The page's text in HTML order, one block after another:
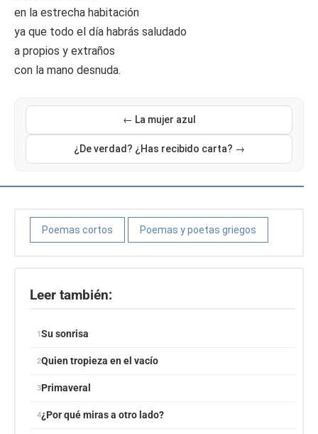
en la estrecha habitación
ya que todo el día habrás saludado
a propios y extraños
con la mano desnuda.
← La mujer azul
¿De verdad? ¿Has recibido carta? →
Poemas cortos Poemas y poetas griegos
Leer también:
Su sonrisa
Quien tropieza en el vacío
Primaveral
¿Por qué miras a otro lado?